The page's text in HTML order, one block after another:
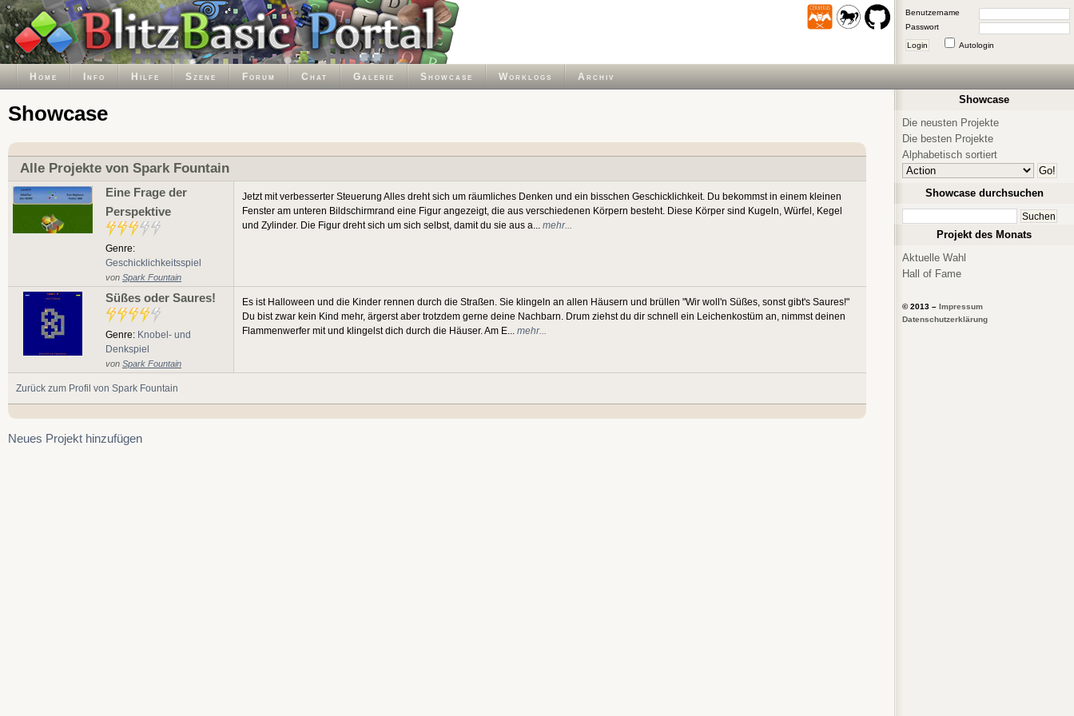
Benutzername
Passwort
Login Autologin
Home Info Hilfe Szene Forum Chat Galerie Showcase Worklogs Archiv
Showcase
Alle Projekte von Spark Fountain
Eine Frage der
Perspektive
Genre:
Geschicklichkeitsspiel
von Spark Fountain
Jetzt mit verbesserter Steuerung Alles dreht sich um räumliches Denken und ein bisschen Geschicklichkeit. Du bekommst in einem kleinen
Fenster am unteren Bildschirmrand eine Figur angezeigt, die aus verschiedenen Körpern besteht. Diese Körper sind Kugeln, Würfel, Kegel
und Zylinder. Die Figur dreht sich um sich selbst, damit du sie aus a... mehr...
Süßes oder Saures!
Genre: Knobel- und
Denkspiel
von Spark Fountain
Es ist Halloween und die Kinder rennen durch die Straßen. Sie klingeln an allen Häusern und brüllen "Wir woll'n Süßes, sonst gibt's Saures!"
Du bist zwar kein Kind mehr, ärgerst aber trotzdem gerne deine Nachbarn. Drum ziehst du dir schnell ein Leichenkostüm an, nimmst deinen
Flammenwerfer mit und klingelst dich durch die Häuser. Am E... mehr...
Zurück zum Profil von Spark Fountain
Neues Projekt hinzufügen
Showcase
Die neusten Projekte
Die besten Projekte
Alphabetisch sortiert
Showcase durchsuchen
Projekt des Monats
Aktuelle Wahl
Hall of Fame
© 2013 – Impressum
Datenschutzerklärung